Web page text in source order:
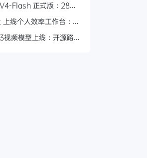
Flash 正式版：284B
4.8
线个人效率工作台：一
频模型上线：开源路